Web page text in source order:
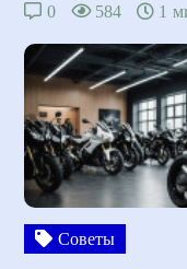
0 584 1
Советы